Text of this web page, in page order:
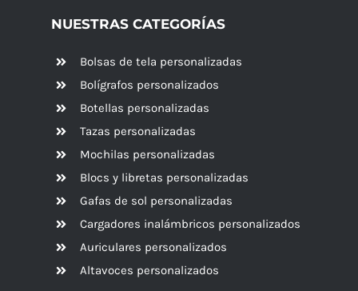
NUESTRAS CATEGORÍAS
Bolsas de tela personalizadas
Bolígrafos personalizados
Botellas personalizadas
Tazas personalizadas
Mochilas personalizadas
Blocs y libretas personalizadas
Gafas de sol personalizadas
Cargadores inalámbricos personalizados
Auriculares personalizados
Altavoces personalizados